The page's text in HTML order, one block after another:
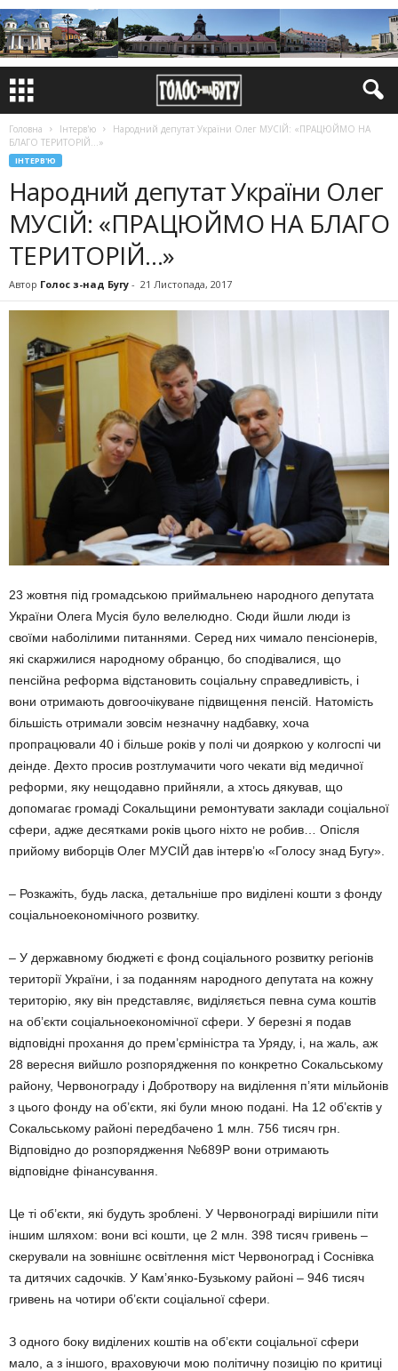
Головна Інтерв'ю
Народний депутат України Олег МУСІЙ: «ПРАЦЮЙМО НА
БЛАГО ТЕРИТОРІЙ…»
ІНТЕРВ'Ю
Народний депутат України Олег
МУСІЙ: «ПРАЦЮЙМО НА БЛАГО
ТЕРИТОРІЙ…»
Автор Голос з-над Бугу - 21 Листопада, 2017
23 жовтня під громадською приймальнею народного депутата
України Олега Мусія було велелюдно. Сюди йшли люди із
своїми наболілими питаннями. Серед них чимало пенсіонерів,
які скаржилися народному обранцю, бо сподівалися, що
пенсійна реформа відстановить соціальну справедливість, і
вони отримають довгоочікуване підвищення пенсій. Натомість
більшість отримали зовсім незначну надбавку, хоча
пропрацювали 40 і більше років у полі чи дояркою у колгоспі чи
деінде. Дехто просив розтлумачити чого чекати від медичної
реформи, яку нещодавно прийняли, а хтось дякував, що
допомагає громаді Сокальщини ремонтувати заклади соціальної
сфери, адже десятками років цього ніхто не робив… Опісля
прийому виборців Олег МУСІЙ дав інтерв’ю «Голосу знад Бугу».
– Розкажіть, будь ласка, детальніше про виділені кошти з фонду
соціальноекономічного розвитку.
– У державному бюджеті є фонд соціального розвитку регіонів
території України, і за поданням народного депутата на кожну
територію, яку він представляє, виділяється певна сума коштів
на об’єкти соціальноекономічної сфери. У березні я подав
відповідні прохання до прем’єрміністра та Уряду, і, на жаль, аж
28 вересня вийшло розпорядження по конкретно Сокальському
району, Червонограду і Добротвору на виділення п’яти мільйонів
з цього фонду на об’єкти, які були мною подані. На 12 об’єктів у
Сокальському районі передбачено 1 млн. 756 тисяч грн.
Відповідно до розпорядження №689Р вони отримають
відповідне фінансування.
Це ті об’єкти, які будуть зроблені. У Червонограді вирішили піти
іншим шляхом: вони всі кошти, це 2 млн. 398 тисяч гривень –
скерували на зовнішнє освітлення міст Червоноград і Соснівка
та дитячих садочків. У Кам’янко-Бузькому районі – 946 тисяч
гривень на чотири об’єкти соціальної сфери.
З одного боку виділених коштів на об’єкти соціальної сфери
мало, а з іншого, враховуючи мою політичну позицію по критиці